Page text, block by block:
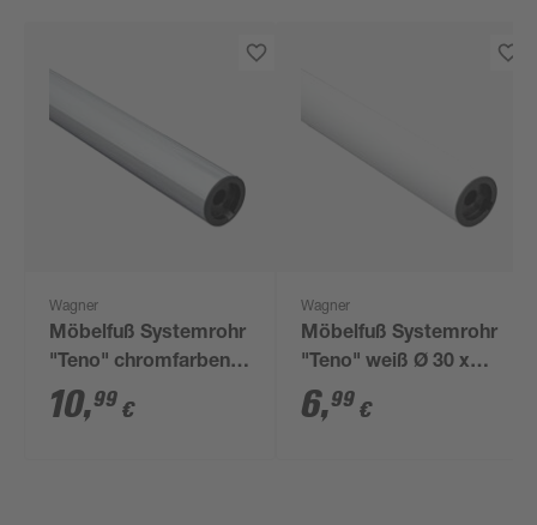
Wagner
Möbelfuß Systemrohr
"Teno" chromfarben Ø
30 x 718 mm
10,99 €
Wagner
Möbelfuß Systemrohr
"Teno" weiß Ø 30 x
718 mm
6,99 €